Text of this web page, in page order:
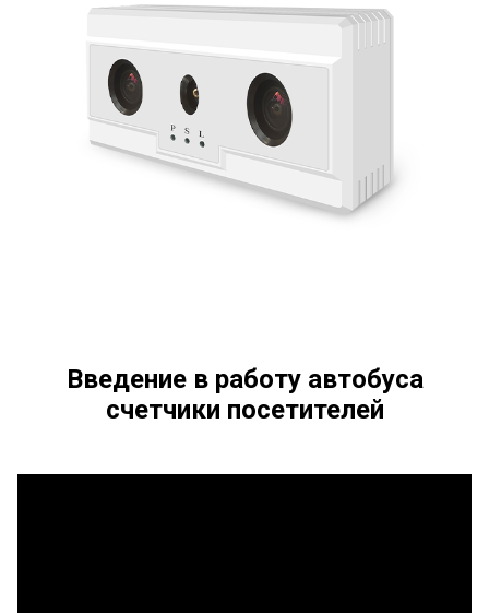
Введение в работу автобуса
счетчики посетителей